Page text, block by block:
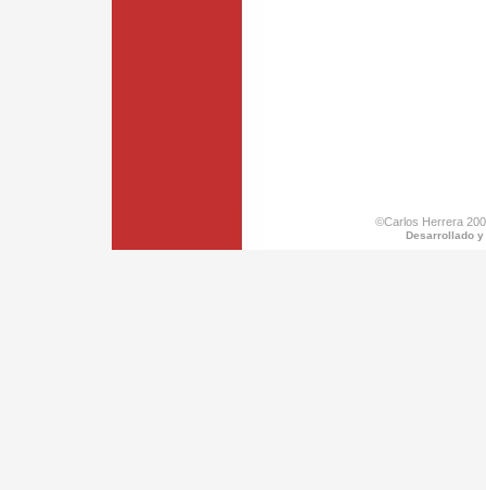
©Carlos Herrera
Desarrollado